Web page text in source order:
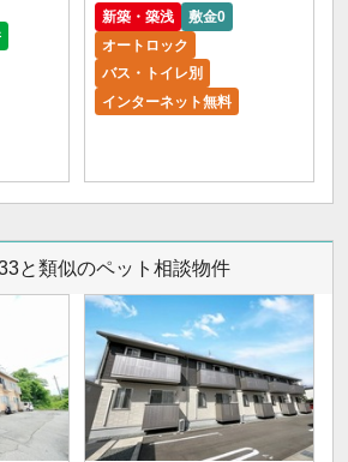
新築・築浅
敷金0
オートロック
バス・トイレ別
インターネット無料
と類似のペット相談物件